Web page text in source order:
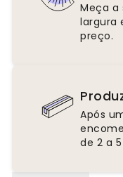
Meça a
largura
preço.
Após
de 2 a